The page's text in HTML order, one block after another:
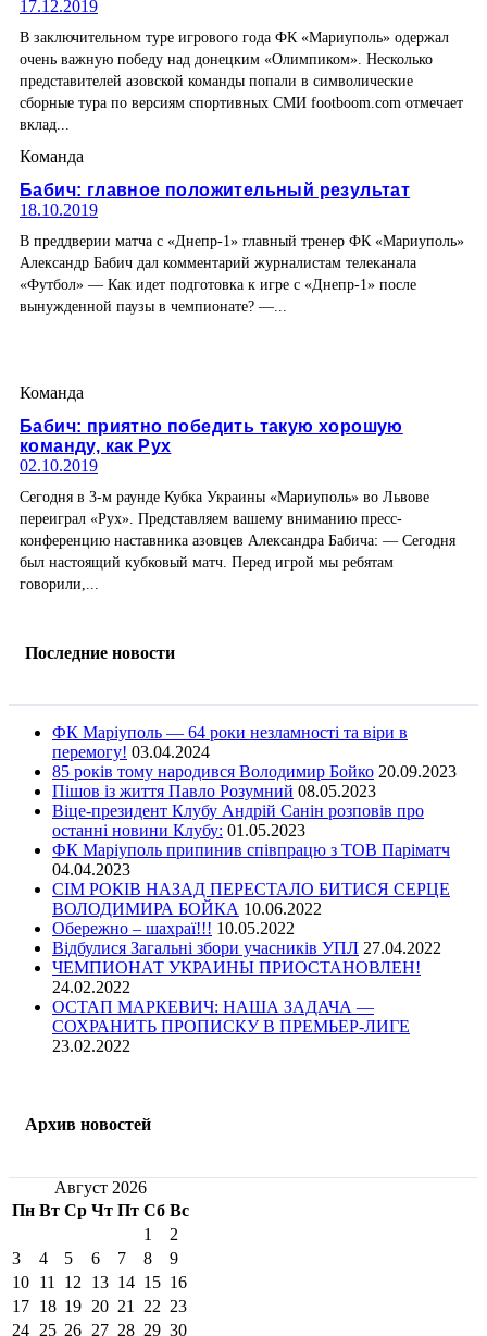
17.12.2019
В заключительном туре игрового года ФК «Мариуполь» одержал
очень важную победу над донецким «Олимпиком». Несколько
представителей азовской команды попали в символические
сборные тура по версиям спортивных СМИ footboom.com отмечает
вклад...
Команда
Бабич: главное положительный результат
18.10.2019
В преддверии матча с «Днепр-1» главный тренер ФК «Мариуполь»
Александр Бабич дал комментарий журналистам телеканала
«Футбол» — Как идет подготовка к игре с «Днепр-1» после
вынужденной паузы в чемпионате? —...
Команда
Бабич: приятно победить такую хорошую
команду, как Рух
02.10.2019
Сегодня в 3-м раунде Кубка Украины «Мариуполь» во Львове
переиграл «Рух». Представляем вашему вниманию пресс-
конференцию наставника азовцев Александра Бабича: — Сегодня
был настоящий кубковый матч. Перед игрой мы ребятам
говорили,...
Последние новости
ФК Маріуполь — 64 роки незламності та віри в
перемогу! 03.04.2024
85 років тому народився Володимир Бойко 20.09.2023
Пішов із життя Павло Розумний 08.05.2023
Віце-президент Клубу Андрій Санін розповів про
останні новини Клубу: 01.05.2023
ФК Маріуполь припинив співпрацю з ТОВ Паріматч
04.04.2023
СІМ РОКІВ НАЗАД ПЕРЕСТАЛО БИТИСЯ СЕРЦЕ
ВОЛОДИМИРА БОЙКА 10.06.2022
Обережно – шахраї!!! 10.05.2022
Відбулися Загальні збори учасників УПЛ 27.04.2022
ЧЕМПИОНАТ УКРАИНЫ ПРИОСТАНОВЛЕН!
24.02.2022
ОСТАП МАРКЕВИЧ: НАША ЗАДАЧА —
СОХРАНИТЬ ПРОПИСКУ В ПРЕМЬЕР-ЛИГЕ
23.02.2022
Архив новостей
Август 2026
Пн Вт Ср Чт Пт Сб Вс
1
2
3
4 5 6 7 8
9
10 11 12 13 14 15 16
17 18 19 20 21 22 23
24 25 26 27 28 29 30